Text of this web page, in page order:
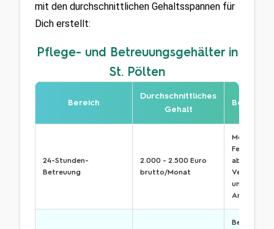
mit den durchschnittlichen Gehaltsspannen für
Dich erstellt:
Pflege- und Betreuungsgehälter in
St. Pölten
Bereich
Durchschnittliches
Gehalt
24-Stunden-
Betreuung
2.000 - 2.500 Euro
brutto/Monat
Festgehalt,
abhängig
und
Bezahlung